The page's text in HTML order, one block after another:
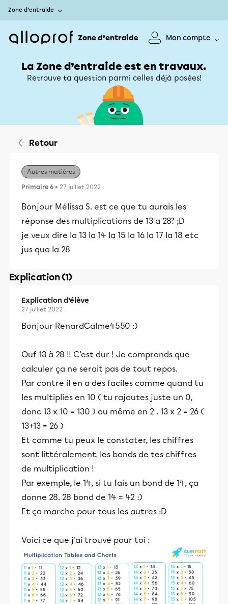
Zone d’entraide
Zone d’entraide Mon compte
La Zone d’entraide est en travaux.
Retrouve ta question parmi celles déjà posées!
Retour
Autres matières
Primaire 6 • 27 juillet 2022
Bonjour Mélissa S. est ce que tu aurais les
réponse des multiplications de 13 a 28? ;D
je veux dire la 13 la 14 la 15 la 16 la 17 la 18 etc
jus qua la 28
Explication (1)
Explication d’élève
27 juillet 2022
Bonjour RenardCalme4550 :)
Ouf 13 à 28 !! C'est dur ! Je comprends que
calculer ça ne serait pas de tout repos.
Par contre il en a des faciles comme quand tu
les multiplies en 10 ( tu rajoutes juste un 0,
donc 13 x 10 = 130 ) ou même en 2 . 13 x 2 = 26 (
13+13 = 26 )
Et comme tu peux le constater, les chiffres
sont littéralement, les bonds de tes chiffres
de multiplication !
Par exemple, le 14, si tu fais un bond de 14, ça
donne 28. 28 bond de 14 = 42 :)
Et ça marche pour tous les autres :D
Voici ce que j'ai trouvé pour toi :